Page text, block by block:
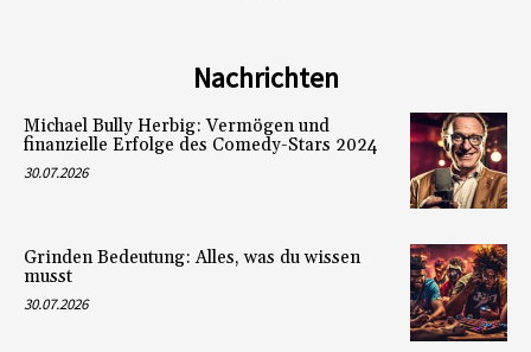
Nachrichten
Michael Bully Herbig: Vermögen und
finanzielle Erfolge des Comedy-Stars 2024
30.07.2026
Grinden Bedeutung: Alles, was du wissen
musst
30.07.2026